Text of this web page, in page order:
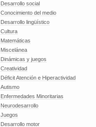
Desarrollo social
Conocimiento del medio
Desarrollo lingüístico
Cultura
Matemáticas
Miscelánea
Dinámicas y juegos
Creatividad
Déficit Atención e Hiperactividad
Autismo
Enfermedades Minoritarias
Neurodesarrollo
Juegos
Desarrollo motor